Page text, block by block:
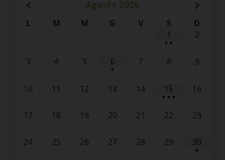
L M M G V S
D
1
• •
2
3 4 5 6
•
7 8 9
10 11 12 13 14 15
• • •
16
17 18 19 20 21 22 23
24 25 26 27 28 29 30
•